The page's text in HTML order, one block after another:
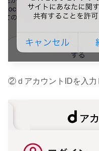
②ｄアカウントIDを入力